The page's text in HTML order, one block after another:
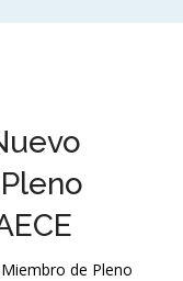
de Pleno